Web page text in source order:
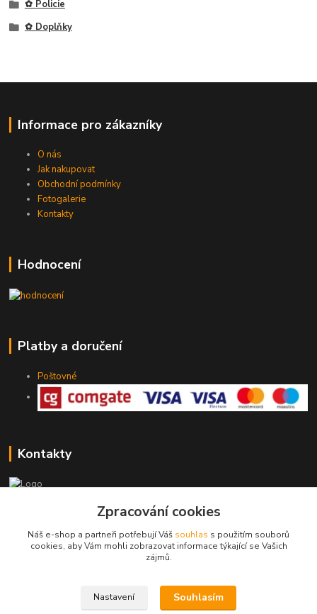
✿ Policie
✿ Doplňky
Informace pro zákazníky
O nás
Jak nakupovat
Obchodní podmínky
Fotogalerie
Kontakty
Hodnocení
Platby a doručení
Poštovné
Kontakty
rodinny.bazarek@seznam.cz
Zpracování cookies
Náš e-shop a partneři potřebují Váš souhlas s použitím souborů
cookies, aby Vám mohli zobrazovat informace týkající se Vašich
zájmů.
Nastavení Souhlasím